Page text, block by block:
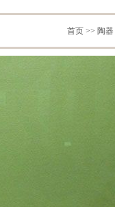
首页 >> 陶器